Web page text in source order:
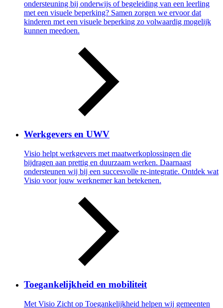
ondersteuning bij onderwijs of begeleiding van een leerling
met een visuele beperking? Samen zorgen we ervoor dat
kinderen met een visuele beperking zo volwaardig mogelijk
kunnen meedoen.
Werkgevers en UWV
Visio helpt werkgevers met maatwerkoplossingen die
bijdragen aan prettig en duurzaam werken. Daarnaast
ondersteunen wij bij een succesvolle re-integratie. Ontdek wat
Visio voor jouw werknemer kan betekenen.
Toegankelijkheid en mobiliteit
Met Visio Zicht op Toegankelijkheid helpen wij gemeenten